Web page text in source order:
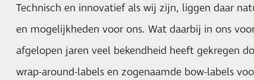
Technisch en innovatief als wij zijn, liggen daar
en mogelijkheden voor ons. Wat daarbij in ons
afgelopen jaren veel bekendheid heeft gekregen
wrap-around-labels en zogenaamde bow-labels